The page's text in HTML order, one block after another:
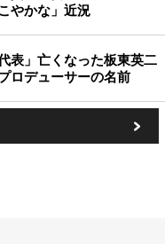
やかな」近況
表」亡くなった板東英二
ロデューサーの名前